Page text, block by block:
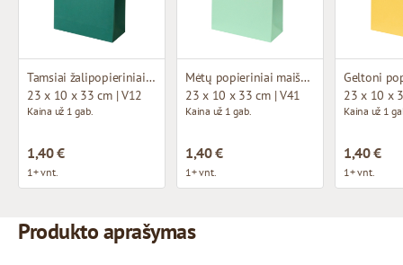
Tamsiai žalipopieriniai maišeliai su medžiaginėmis rankenomis
23 x 10 x 33 cm | V12
Kaina už 1 gab.
1,40 €
1+ vnt.
Mėtų popieriniai maišeliai su medžiaginėmis rankenomis
23 x 10 x 33 cm | V41
Kaina už 1 gab.
1,40 €
1+ vnt.
23 x 10 x
Kaina už 1
1,40 €
1+ vnt.
Produkto aprašymas